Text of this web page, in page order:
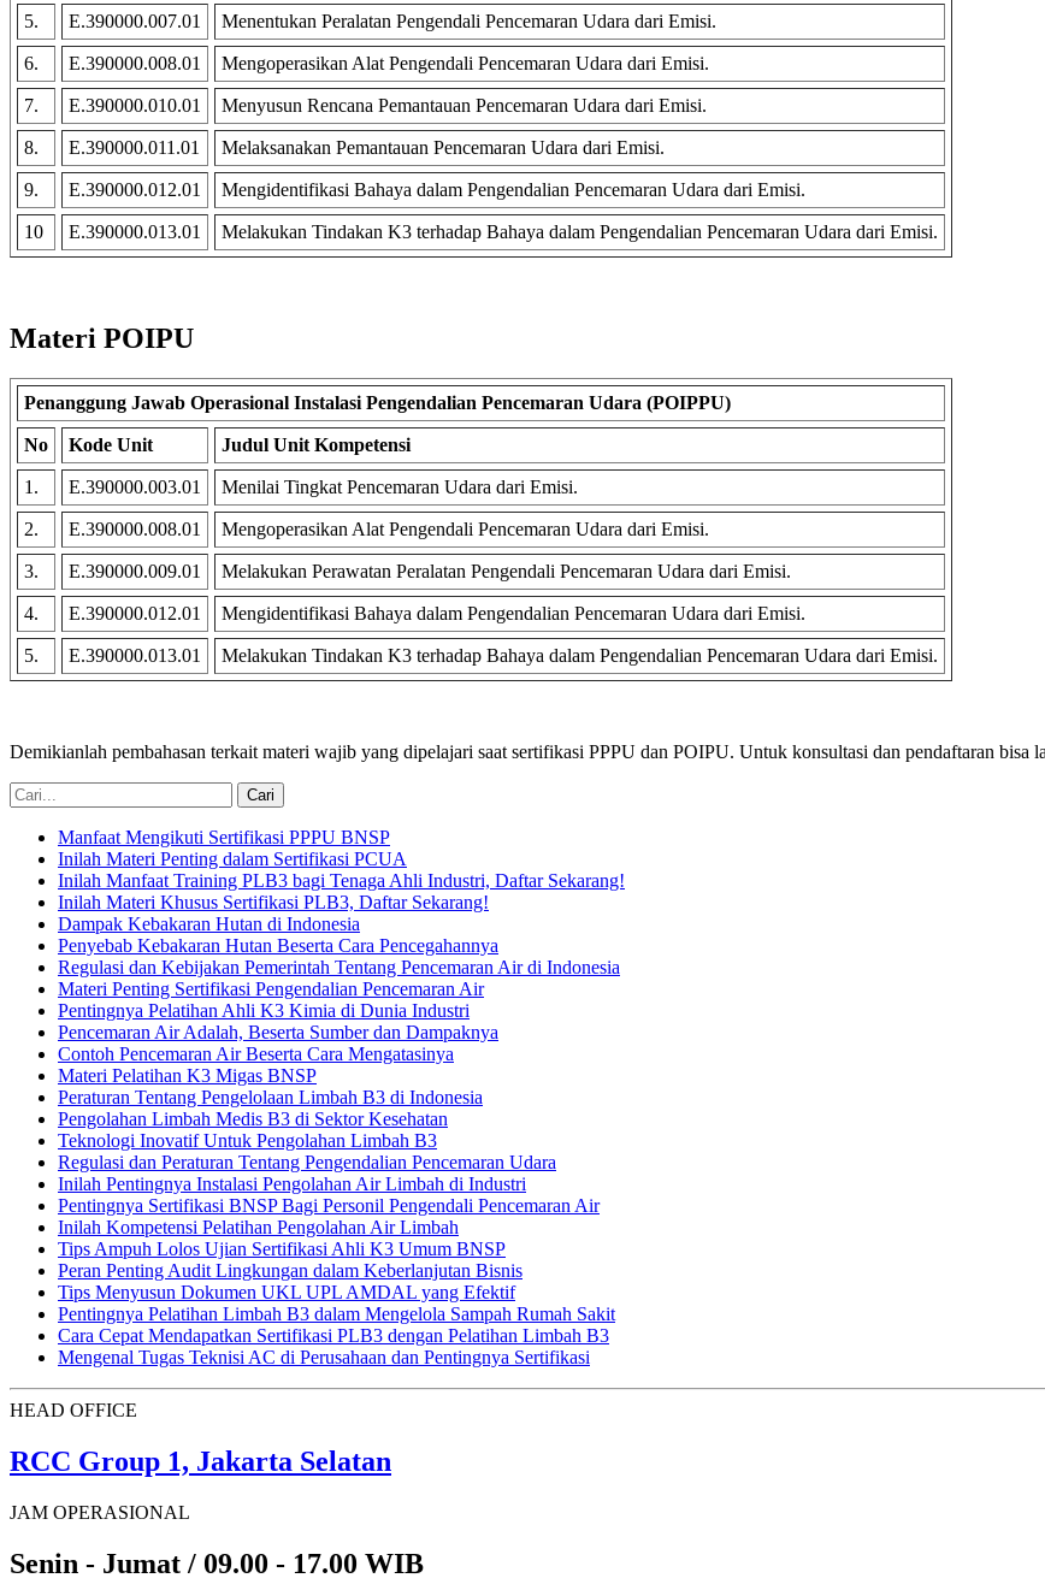
5. E.390000.007.01 Menentukan Peralatan Pengendali Pencemaran Udara dari Emisi.
6. E.390000.008.01 Mengoperasikan Alat Pengendali Pencemaran Udara dari Emisi.
7. E.390000.010.01 Menyusun Rencana Pemantauan Pencemaran Udara dari Emisi.
8. E.390000.011.01 Melaksanakan Pemantauan Pencemaran Udara dari Emisi.
9. E.390000.012.01 Mengidentifikasi Bahaya dalam Pengendalian Pencemaran Udara dari Emisi.
10 E.390000.013.01 Melakukan Tindakan K3 terhadap Bahaya dalam Pengendalian Pencemaran Udara dari Emisi.
Materi POIPU
Penanggung Jawab Operasional Instalasi Pengendalian Pencemaran Udara (POIPPU)
No Kode Unit Judul Unit Kompetensi
1. E.390000.003.01 Menilai Tingkat Pencemaran Udara dari Emisi.
2. E.390000.008.01 Mengoperasikan Alat Pengendali Pencemaran Udara dari Emisi.
3. E.390000.009.01 Melakukan Perawatan Peralatan Pengendali Pencemaran Udara dari Emisi.
4. E.390000.012.01 Mengidentifikasi Bahaya dalam Pengendalian Pencemaran Udara dari Emisi.
5. E.390000.013.01 Melakukan Tindakan K3 terhadap Bahaya dalam Pengendalian Pencemaran Udara dari Emisi.
Demikianlah pembahasan terkait materi wajib yang dipelajari saat sertifikasi PPPU dan POIPU. Untuk konsultasi dan pendaftaran bisa
Manfaat Mengikuti Sertifikasi PPPU BNSP
Inilah Materi Penting dalam Sertifikasi PCUA
Inilah Manfaat Training PLB3 bagi Tenaga Ahli Industri, Daftar Sekarang!
Inilah Materi Khusus Sertifikasi PLB3, Daftar Sekarang!
Dampak Kebakaran Hutan di Indonesia
Penyebab Kebakaran Hutan Beserta Cara Pencegahannya
Regulasi dan Kebijakan Pemerintah Tentang Pencemaran Air di Indonesia
Materi Penting Sertifikasi Pengendalian Pencemaran Air
Pentingnya Pelatihan Ahli K3 Kimia di Dunia Industri
Pencemaran Air Adalah, Beserta Sumber dan Dampaknya
Contoh Pencemaran Air Beserta Cara Mengatasinya
Materi Pelatihan K3 Migas BNSP
Peraturan Tentang Pengelolaan Limbah B3 di Indonesia
Pengolahan Limbah Medis B3 di Sektor Kesehatan
Teknologi Inovatif Untuk Pengolahan Limbah B3
Regulasi dan Peraturan Tentang Pengendalian Pencemaran Udara
Inilah Pentingnya Instalasi Pengolahan Air Limbah di Industri
Pentingnya Sertifikasi BNSP Bagi Personil Pengendali Pencemaran Air
Inilah Kompetensi Pelatihan Pengolahan Air Limbah
Tips Ampuh Lolos Ujian Sertifikasi Ahli K3 Umum BNSP
Peran Penting Audit Lingkungan dalam Keberlanjutan Bisnis
Tips Menyusun Dokumen UKL UPL AMDAL yang Efektif
Pentingnya Pelatihan Limbah B3 dalam Mengelola Sampah Rumah Sakit
Cara Cepat Mendapatkan Sertifikasi PLB3 dengan Pelatihan Limbah B3
Mengenal Tugas Teknisi AC di Perusahaan dan Pentingnya Sertifikasi
HEAD OFFICE
RCC Group 1, Jakarta Selatan
JAM OPERASIONAL
Senin - Jumat / 09.00 - 17.00 WIB